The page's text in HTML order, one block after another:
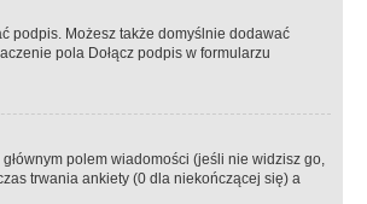
podpis. Możesz także domyślnie dodawać
pola Dołącz podpis w formularzu
polem wiadomości (jeśli nie widzisz go,
trwania ankiety (0 dla niekończącej się) a